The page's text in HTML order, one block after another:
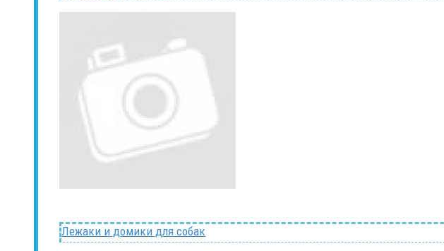
Лежаки и домики для собак